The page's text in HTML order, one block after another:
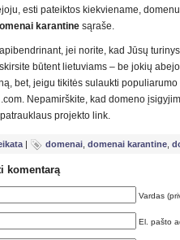
esti pateiktos kiekviename,
karantine sąraše.
jei norite, kad Jūsų
būtent lietuviams – be jokių
bet, jeigu tikitės sulaukti
.com. Nepamirškite, kad domeno
projekto link.
| domenai domenai karantine
komentarą
Vardas
El. pašto